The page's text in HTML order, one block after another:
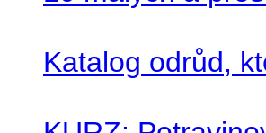
Katalog odrůd,